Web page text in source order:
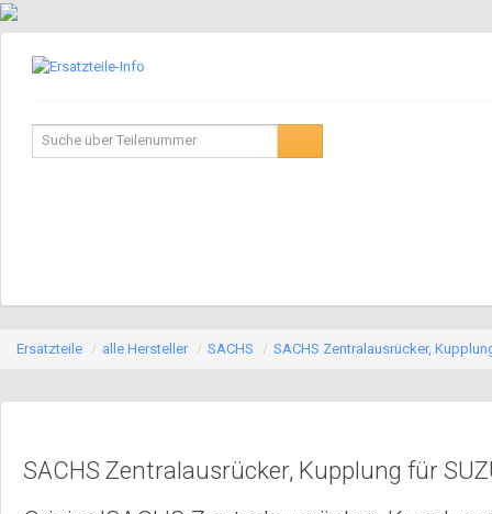
Ersatzteile / alle Hersteller / SACHS / SACHS Zentralausrücker,
SACHS Zentralausrücker, Kupplung für